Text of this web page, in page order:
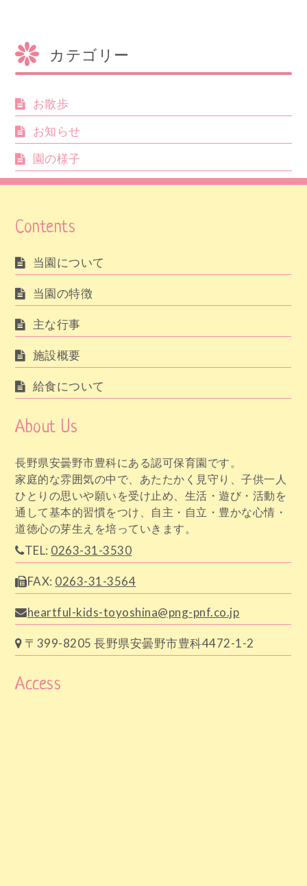
カテゴリー
お散歩
お知らせ
園の様子
Contents
当園について
当園の特徴
主な行事
施設概要
給食について
About Us
長野県安曇野市豊科にある認可保育園です。
家庭的な雰囲気の中で、あたたかく見守り、子供一人
ひとりの思いや願いを受け止め、生活・遊び・活動を
通して基本的習慣をつけ、自主・自立・豊かな心情・
道徳心の芽生えを培っていきます。
TEL: 0263-31-3530
FAX: 0263-31-3564
heartful-kids-toyoshina@png-pnf.co.jp
〒399-8205 長野県安曇野市豊科4472-1-2
Access